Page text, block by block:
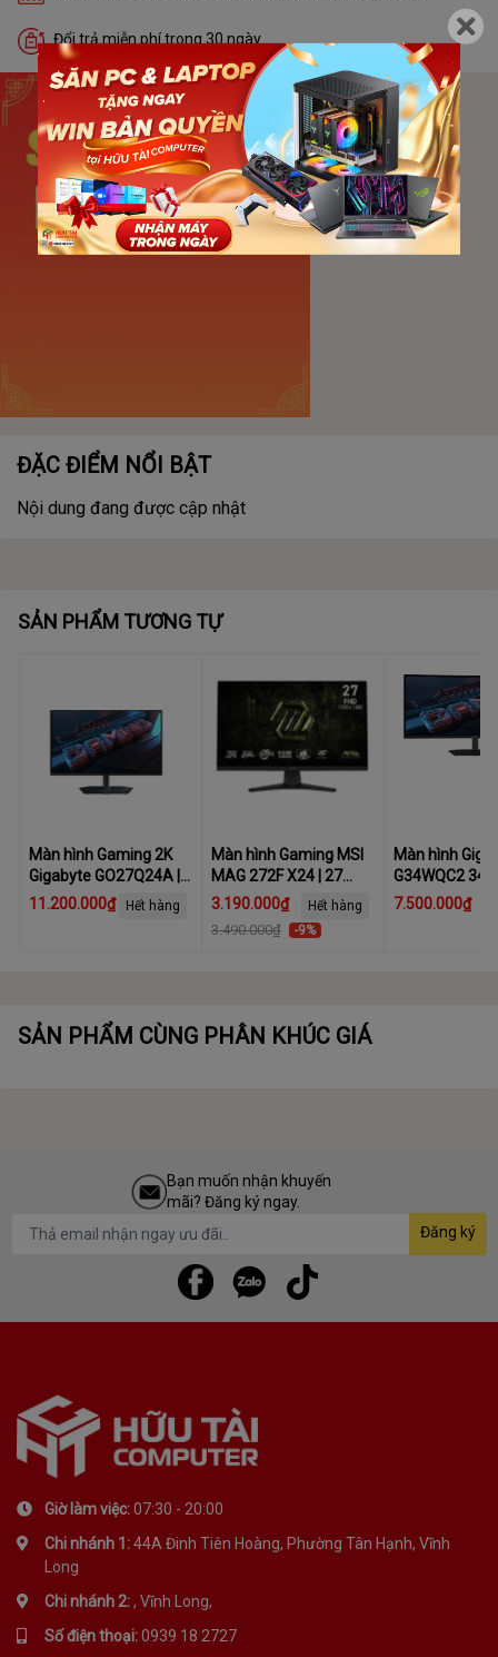
Đổi trả miễn phí trong 30 ngày
ĐẶC ĐIỂM NỔI BẬT
Nội dung đang được cập nhật
SẢN PHẨM TƯƠNG TỰ
Màn hình Gaming 2K
Gigabyte GO27Q24A |
27 inch, QHD, 240Hz,
11.200.000₫ Hết hàng
Màn hình Gaming MSI
MAG 272F X24 | 27
inch, FHD, 240Hz, IPS
3.190.000₫
3.490.000₫ -9%
Hết hàng
Màn hình
G34WQC2 34
(WQHD (2K)/
7.500.000₫
SẢN PHẨM CÙNG PHÂN KHÚC GIÁ
Bạn muốn nhận khuyến
mãi? Đăng ký ngay.
Đăng ký
Giờ làm việc:07:30 - 20:00
Chi nhánh 1:44A Đinh Tiên Hoàng, Phường Tân Hạnh, Vĩnh
Long
Chi nhánh 2:, Vĩnh Long,
Số điện thoại:0939 18 2727